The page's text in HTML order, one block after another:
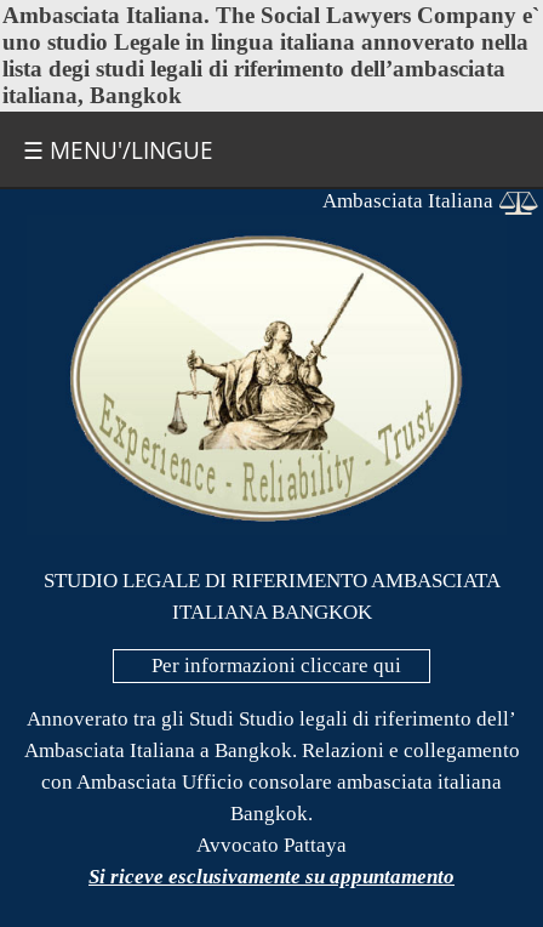
Ambasciata Italiana. The Social Lawyers Company e`
uno studio Legale in lingua italiana annoverato nella
lista degi studi legali di riferimento dell’ambasciata
italiana, Bangkok
☰ MENU'/LINGUE
Ambasciata Italiana
STUDIO LEGALE DI RIFERIMENTO AMBASCIATA
ITALIANA BANGKOK
Per informazioni cliccare qui
Annoverato tra gli Studi Studio legali di riferimento dell’
Ambasciata Italiana a Bangkok. Relazioni e collegamento
con Ambasciata Ufficio consolare ambasciata italiana
Bangkok.
Avvocato Pattaya
Si riceve esclusivamente su appuntamento